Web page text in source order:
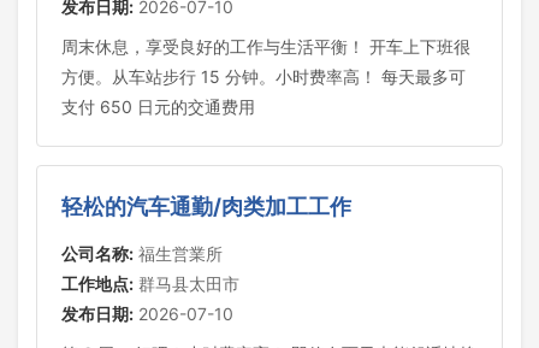
发布日期: 2026-07-10
周末休息，享受良好的工作与生活平衡！ 开车上下班很
方便。从车站步行 15 分钟。小时费率高！ 每天最多可
支付 650 日元的交通费用
轻松的汽车通勤/肉类加工工作
公司名称: 福生営業所
工作地点: 群马县太田市
发布日期: 2026-07-10